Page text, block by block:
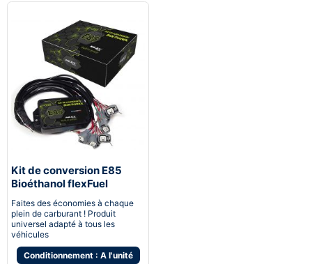
Kit de conversion E85
Bioéthanol flexFuel
converter
Faites des économies à chaque
plein de carburant ! Produit
universel adapté à tous les
véhicules
Conditionnement : A l'unité